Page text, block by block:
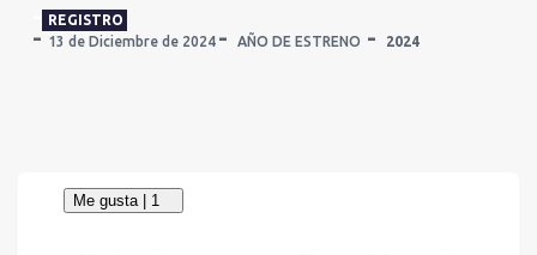
REGISTRO
13 de Diciembre de 2024
AÑO DE ESTRENO 2024